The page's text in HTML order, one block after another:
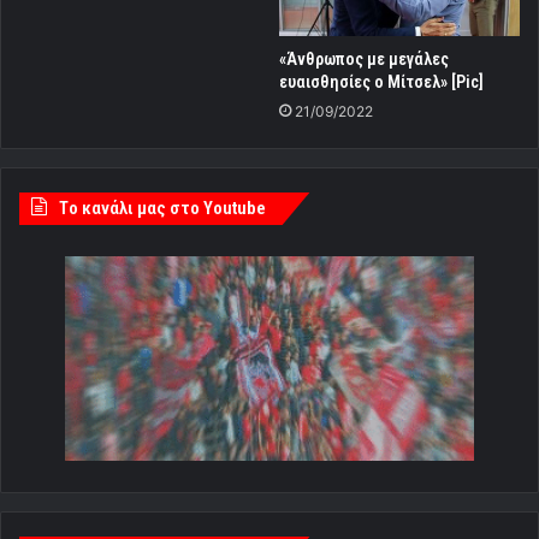
«Άνθρωπος με μεγάλες
ευαισθησίες ο Μίτσελ» [Pic]
21/09/2022
Tο κανάλι μας στο Youtube